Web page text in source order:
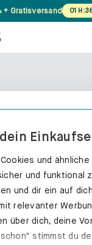
und
und funktional
und dir ein auf
relevanter
über dich, deine
stimmst du
Gratisversand 01 H: